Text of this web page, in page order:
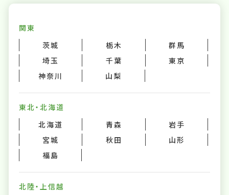
関東
茨城
栃木
群馬
埼玉
千葉
東京
神奈川
山梨
東北・北海道
北海道
青森
岩手
宮城
秋田
山形
福島
北陸・上信越